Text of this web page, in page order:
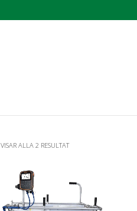
VISAR ALLA 2 RESULTAT